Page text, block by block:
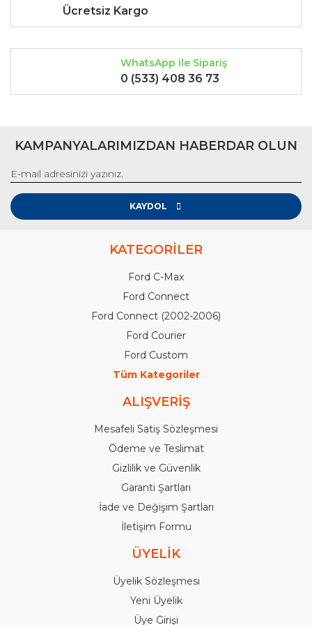
Ücretsiz Kargo
WhatsApp ile Sipariş
0 (533) 408 36 73
KAMPANYALARIMIZDAN HABERDAR OLUN
KAYDOL
KATEGORİLER
Ford C-Max
Ford Connect
Ford Connect (2002-2006)
Ford Courier
Ford Custom
Tüm Kategoriler
ALIŞVERİŞ
Mesafeli Satış Sözleşmesi
Ödeme ve Teslimat
Gizlilik ve Güvenlik
Garanti Şartları
İade ve Değişim Şartları
İletişim Formu
ÜYELİK
Üyelik Sözleşmesi
Yeni Üyelik
Üye Girişi